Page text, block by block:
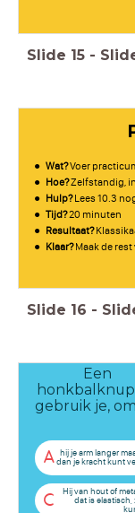
Slide 15 -
Wat?Voer
Hoe?Zelfstandig,
Hulp?Lees 10.3
Tijd?20 minuten
Resultaat?
Klaar?Maak de rest
Slide 16 -
Een
gebruik je,
A
hij je arm langer
dan je kracht kunt
C
Hij van hout of
dat is elastisch,